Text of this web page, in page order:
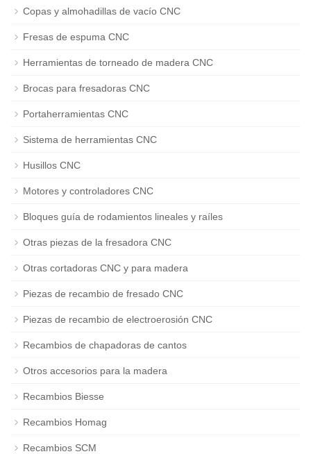
Copas y almohadillas de vacío CNC
Fresas de espuma CNC
Herramientas de torneado de madera CNC
Brocas para fresadoras CNC
Portaherramientas CNC
Sistema de herramientas CNC
Husillos CNC
Motores y controladores CNC
Bloques guía de rodamientos lineales y raíles
Otras piezas de la fresadora CNC
Otras cortadoras CNC y para madera
Piezas de recambio de fresado CNC
Piezas de recambio de electroerosión CNC
Recambios de chapadoras de cantos
Otros accesorios para la madera
Recambios Biesse
Recambios Homag
Recambios SCM